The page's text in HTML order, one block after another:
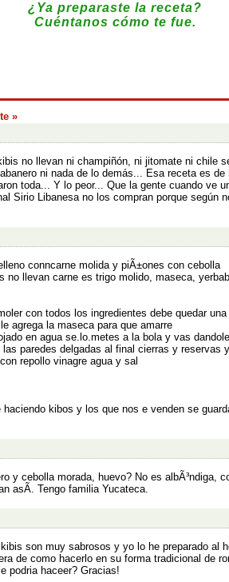
¿Ya preparaste la receta?
Cuéntanos cómo te fue.
»
no llevan ni champiñón, ni jitomate ni chile
ni nada de lo demás... Esa receta es de
toda... Y lo peor... Que la gente cuando ve
Sirio Libanesa no los compran porque según
conncarne molida y piÃ±ones con cebolla
no llevan carne es trigo molido, maseca,
con todos los ingredientes debe quedar
agrega la maseca para que amarre
en agua se.lo.metes a la bola y vas
paredes delgadas al final cierras y reservas
repollo vinagre agua y sal
kibos y los que nos e venden se
y cebolla morada, huevo? No es albÃ³ndiga,
asÃ­. Tengo familia Yucateca.
son muy sabrosos y yo lo he preparado al
de como hacerlo en su forma tradicional de
podria haceer? Gracias!